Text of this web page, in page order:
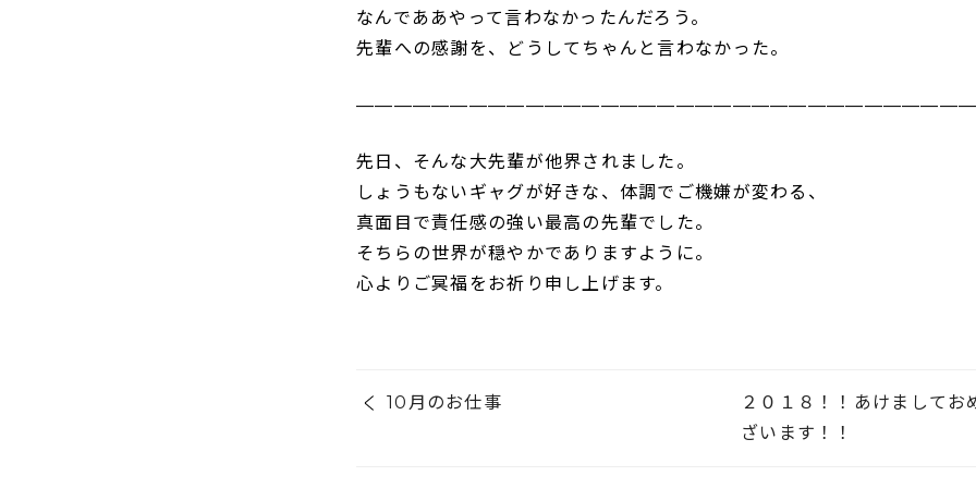
なんでああやって言わなかったんだろう。
先輩への感謝を、どうしてちゃんと言わなかった。
—————————————————————————————————
先日、そんな大先輩が他界されました。
しょうもないギャグが好きな、体調でご機嫌が変わる、
真面目で責任感の強い最高の先輩でした。
そちらの世界が穏やかでありますように。
心よりご冥福をお祈り申し上げます。
10月のお仕事
２０１８！！あけましてお
ざいます！！